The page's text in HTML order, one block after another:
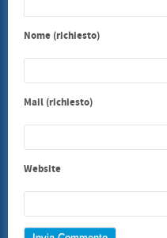
Nome (richiesto)
Mail (richiesto)
Website